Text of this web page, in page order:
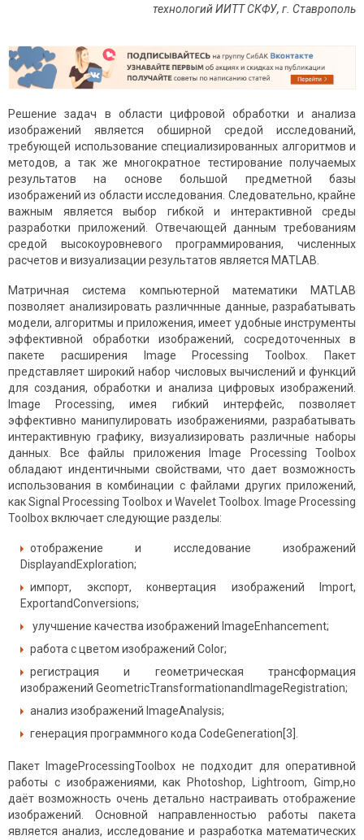
технологий ИИТТ СКФУ, г. Ставрополь
Решение задач в области цифровой обработки и анализа
изображений является обширной средой исследований,
требующей использование специализированных алгоритмов и
методов, а так же многократное тестирование получаемых
результатов на основе большой предметной базы
изображений из области исследования. Следовательно, крайне
важным является выбор гибкой и интерактивной среды
разработки приложений. Отвечающей данным требованиям
средой высокоуровневого программирования, численных
расчетов и визуализации результатов является MATLAB.
Матричная система компьютерной математики MATLAB
позволяет анализировать различнные данные, разрабатывать
модели, алгоритмы и приложения, имеет удобные инструменты
эффективной обработки изображений, сосредоточенных в
пакете расширения Image Processing Toolbox. Пакет
представляет широкий набор числовых вычислений и функций
для создания, обработки и анализа цифровых изображений.
Image Processing, имея гибкий интерфейс, позволяет
эффективно манипулировать изображениями, разрабатывать
интерактивную графику, визуализировать различные наборы
данных. Все файлы приложения Image Processing Toolbox
обладают индентичными свойствами, что дает возможность
использования в комбинации с файлами других приложений,
как Signal Processing Toolbox и Wavelet Toolbox. Image Processing
Toolbox включает следующие разделы:
отображение и исследование изображений
DisplayandExploration;
импорт, экспорт, конвертация изображений Import,
ExportandConversions;
улучшение качества изображений ImageEnhancement;
работа с цветом изображений Color;
регистрация и геометрическая трансформация
изображений GeometricTransformationandImageRegistration;
анализ изображений ImageAnalysis;
генерация программного кода CodeGeneration[3].
Пакет ImageProcessingToolbox не подходит для оперативной
работы с изображениями, как Photoshop, Lightroom, Gimp,но
даёт возможность очень детально настраивать отображение
изображений. Основной направленностью работы пакета
является анализ, исследование и разработка математических